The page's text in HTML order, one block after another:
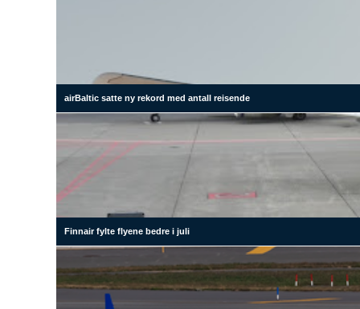
airBaltic satte ny rekord med antall reisende
Finnair fylte flyene bedre i juli